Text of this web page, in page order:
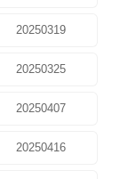
20250319
20250325
20250407
20250416